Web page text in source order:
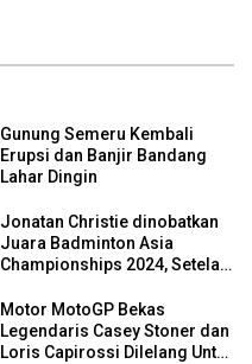
Gunung Semeru Kembali
Erupsi dan Banjir Bandang
Lahar Dingin
Jonatan Christie dinobatkan
Juara Badminton Asia
Championships 2024, Setelah
Motor MotoGP Bekas
Legendaris Casey Stoner dan
Loris Capirossi Dilelang Untuk